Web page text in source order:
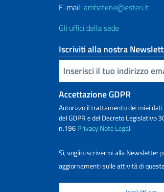
E-mail:ambatene@esteri.it
Gli uffici della sede
Iscriviti alla nostra
Inserisci la tua email
Accettazione GDPR
Autorizzo il trattamento dei miei
del GDPR e del Decreto Legislativo
n.196PrivacyNote Legali
Sì, voglio iscrivermi alla Newsletter
aggiornamenti sulle attività di